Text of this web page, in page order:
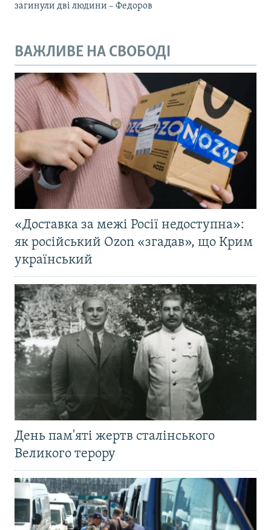
загинули дві людини – Федоров
ВАЖЛИВЕ НА СВОБОДІ
«Доставка за межі Росії недоступна»:
як російський Ozon «згадав», що Крим
український
День пам'яті жертв сталінського
Великого терору